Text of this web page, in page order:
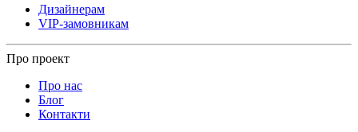
Дизайнерам
VIP-замовникам
Про проект
Про нас
Блог
Контакти